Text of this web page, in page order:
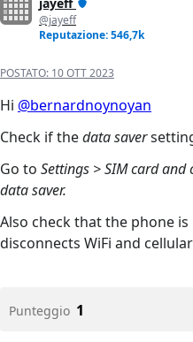
jayeff
@jayeff
Reputazione: 546,7k
POSTATO: 10 OTT 2023
Hi @bernardnoynoyan
Check if thedata saver
Go to Settings > SIM card
data saver.
Also check that the phone
disconnects WiFi and
Punteggio 1